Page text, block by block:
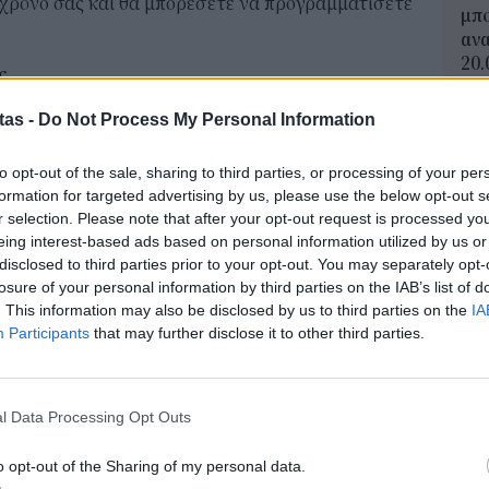
- Do Not Process My Personal Information
opt-out of the sale, sharing to third parties, or processing of your
for targeted advertising by us, please use the below opt-out
selection. Please note that after your opt-out request is processed
interest-based ads based on personal information utilized by us
to third parties prior to your opt-out. You may separately
of your personal information by third parties on the IAB’s list of
This information may also be disclosed by us to third parties on the
Participants that may further disclose it to other third parties.
Data Processing Opt Outs
opt-out of the Sharing of my personal data.
να βρείτε χρόνο για αυτούς που νοιάζεστε
που σας απορροφά κάθε υποψία
τον χαμένο διάστημα μέσα στο
σας τον χρόνο που αξίζουν.
απορροφήσει
τα μειλ της δουλειάς και κάντε
δεν θα απαντήσετε σε κανένα μέιλ.Μην
εκεί έξω και τίποτα δεν μπορεί να είναι
έξω με φίλους, εξασφαλίστε πως θα κάνετε
06
e-